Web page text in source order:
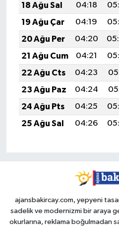
18 Ağu Sal
04:18
19 Ağu Çar
04:19
20 Ağu Per
04:20
21 Ağu Cum
04:21
22 Ağu Cts
04:23
23 Ağu Paz
04:24
24 Ağu Pts
04:25
25 Ağu Sal
04:26
ajansbakircay.com, yepyeni
sadelik ve modernizmi bir araya
okurlarına, reklama boğulmadan